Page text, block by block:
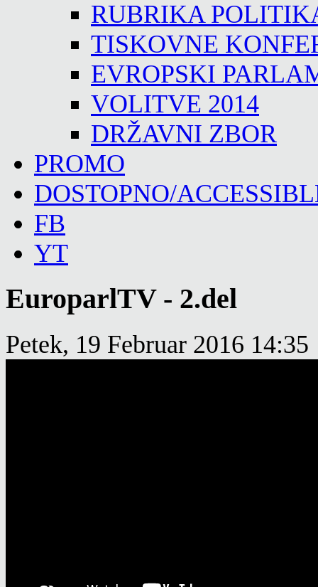
RUBRIKA
TISKOVNE
EVROPSKI
VOLITVE 2014
DRŽAVNI ZBOR
PROMO
DOSTOPNO/
FB
YT
EuroparlTV - 2.del
Petek, 19 Februar 2016 14:35